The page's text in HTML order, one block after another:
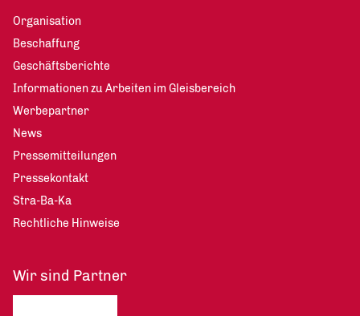
Organisation
Beschaffung
Geschäftsberichte
Informationen zu Arbeiten im Gleisbereich
Werbepartner
News
Pressemitteilungen
Pressekontakt
Stra-Ba-Ka
Rechtliche Hinweise
Wir sind Partner